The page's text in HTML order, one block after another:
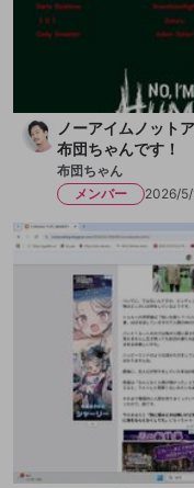
ノーアイムノット
布団ちゃんです！
布団ちゃん
メンバー
2026/5/